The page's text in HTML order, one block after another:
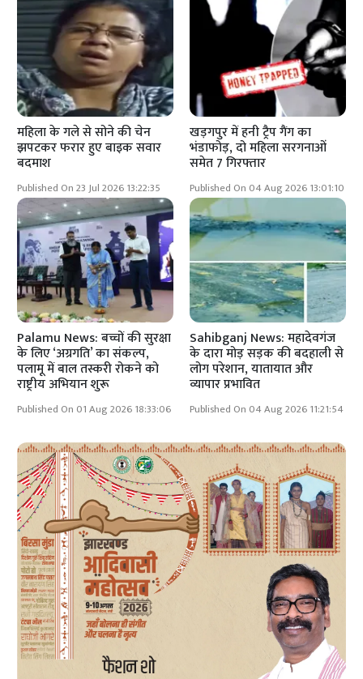
महिला के गले से सोने की चेन
झपटकर फरार हुए बाइक सवार
बदमाश
Published On 23 Jul 2026 13:22:35
खड़गपुर में हनी ट्रैप गैंग का
भंडाफोड़, दो महिला सरगनाओं
समेत 7 गिरफ्तार
Published On 04 Aug 2026 13:01:10
Palamu News: बच्चों की सुरक्षा
के लिए ‘अग्रगति’ का संकल्प,
पलामू में बाल तस्करी रोकने को
राष्ट्रीय अभियान शुरू
Published On 01 Aug 2026 18:33:06
Sahibganj News: महादेवगंज
के दारा मोड़ सड़क की बदहाली से
लोग परेशान, यातायात और
व्यापार प्रभावित
Published On 04 Aug 2026 11:21:54